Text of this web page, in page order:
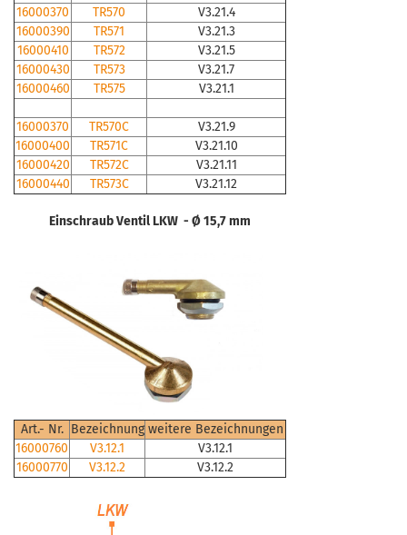
16000370
TR570
V3.21.4
16000390
TR571
V3.21.3
16000410
TR572
V3.21.5
16000430
TR573
V3.21.7
16000460
TR575 V3.21.1
16000370 TR570C
V3.21.9
16000400
TR571C
V3.21.10
16000420
TR572C
V3.21.11
16000440
TR573C V3.21.12
Einschraub Ventil LKW - Ø 15,7 mm
Art.- Nr. Bezeichnung weitere Bezeichnungen
16000760
V3.12.1
V3.12.1
16000770
V3.12.2 V3.12.2